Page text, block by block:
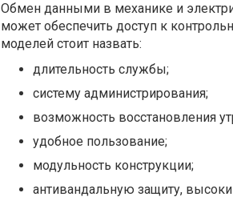
Обмен данными в механике и
может обеспечить доступ к
моделей стоит назвать:
длительность службы;
систему администрирования;
возможность восстановления
удобное пользование;
модульность конструкции;
антивандальную защиту,